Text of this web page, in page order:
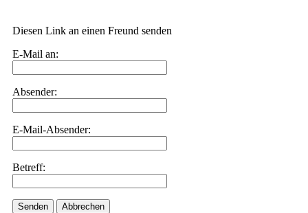
Diesen Link an einen Freund senden
E-Mail an:
Absender:
E-Mail-Absender:
Betreff:
Senden Abbrechen